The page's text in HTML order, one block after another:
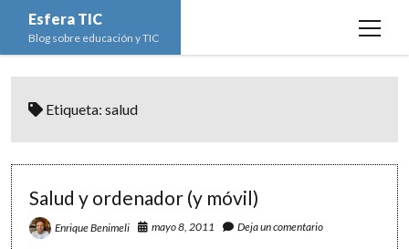
Esfera TIC
Blog sobre educación y TIC
open
Educación y TIC open
Escuela de padres
Espacios
menu
Ciencias Naturales
Ed. Plástica y Visual
Informática
open
menu
Imagen digital
Matemáticas
open
menu
Etiqueta:salud
Salud y ordenador (y móvil)
Enrique Benimeli mayo 8, 2011 Deja un comentario